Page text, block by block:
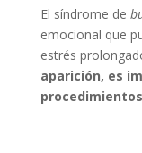
El síndrome de
emocional que
estrés
aparición, es